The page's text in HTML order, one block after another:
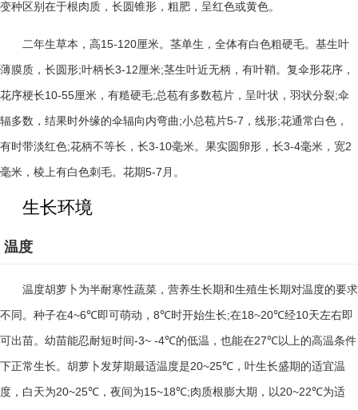
变种区别在于根肉质，长圆锥形，粗肥，呈红色或黄色。
二年生草本，高15-120厘米。茎单生，全体有白色粗硬毛。基生叶
薄膜质，长圆形;叶柄长3-12厘米;茎生叶近无柄，有叶鞘。复伞形花序，
花序梗长10-55厘米，有糙硬毛;总苞有多数苞片，呈叶状，羽状分裂;伞
辐多数，结果时外缘的伞辐向内弯曲 ;小总苞片5-7 ，线形;花通常白色，
有时带淡红色;花柄不等长，长3-10毫米。果实圆卵形，长3-4毫米，宽2
毫米，棱上有白色刺毛。花期5-7 月。
生长环境
温度
温度胡萝卜为半耐寒性蔬菜，营养生长期和生殖生长期对温度的要求
不同。种子在4~6℃即可萌动， 8℃时开始生长;在18~20℃经10天左右即
可出苗。幼苗能忍耐短时间-3~ -4℃的低温，也能在27℃以上的高温条件
下正常生长。胡萝卜发芽期最适温度是20~25℃ ，叶生长盛期的适宜温
度，白天为20~25℃ ，夜间为15~18℃;肉质根膨大期，以20~22℃为适